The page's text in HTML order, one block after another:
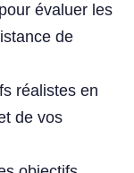
évaluer les
de
réalistes en
de vos